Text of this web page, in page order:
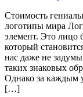
Стоимость
логотипы мира
элемент. Это лицо
который
нас даже не
таких знаковых
Однако за каждым
[…]